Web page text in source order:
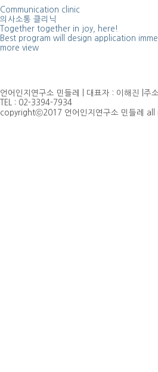
Communication clinic
의사소통 클리닉
Together together in joy, here!
Best program will design application
more view
언어인지연구소 민들레 | 대표자 : 이해진 |
TEL : 02-3394-7934
copyrightⓒ2017 언어인지연구소 민들레 all